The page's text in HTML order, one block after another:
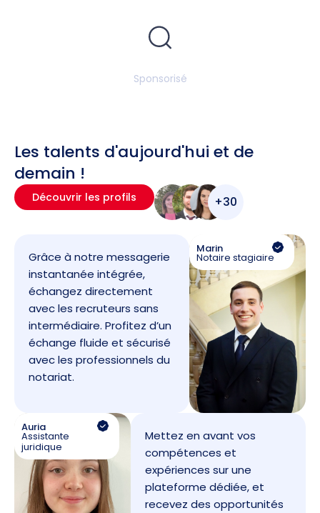
Sponsorisé
Les talents d'aujourd'hui et de
demain !
Découvrir les profils +30
Grâce à notre messagerie
instantanée intégrée,
échangez directement
avec les recruteurs sans
intermédiaire. Profitez d’un
échange fluide et sécurisé
avec les professionnels du
notariat.
Marin
Notaire stagiaire
Auria
Assistante
juridique
Mettez en avant vos
compétences et
expériences sur une
plateforme dédiée, et
recevez des opportunités